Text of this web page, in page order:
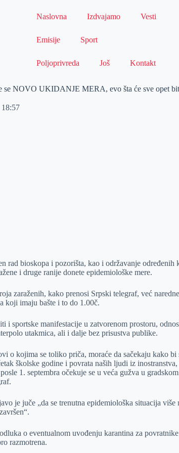
Naslovna Izdvajamo Vesti
Emisije Sport
Poljoprivreda Još Kontakt
se NOVO UKIDANJE MERA, evo šta će sve opet
18:57
rad bioskopa i pozorišta, kao i održavanje određenih
i druge ranije donete epidemiološke mere.
zaraženih, kako prenosi Srpski telegraf, već
koji imaju bašte i to do 1.00č.
i sportske manifestacije u zatvorenom prostoru,
utakmica, ali i dalje bez prisustva publike.
o kojima se toliko priča, moraće da sačekaju kako
školske godine i povrata naših ljudi iz inostranstva,
1. septembra očekuje se u veća gužva u
je juče „da se trenutna epidemiološka situacija
o eventualnom uvođenju karantina za
razmotrena.